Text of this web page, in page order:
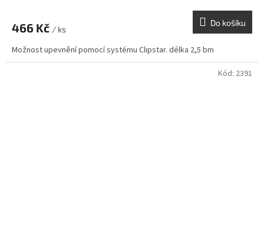
466 Kč / ks
Do košíku
Možnost upevnění pomocí systému Clipstar. délka 2,5 bm
Kód: 2391